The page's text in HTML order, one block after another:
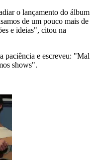
o lançamento do álbum
de um pouco mais de
e ideias", citou na
paciência e escreveu: "Mal
shows".